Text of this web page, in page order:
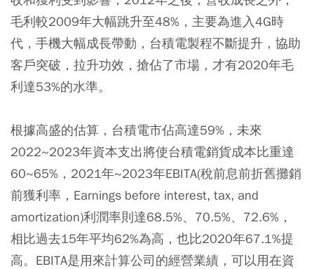
毛利較2009年大幅跳升至48%，主要為進入4G時
代，手機大幅成長帶動，台積電製程不斷提升，協助
客戶突破，拉升功效，搶佔了市場，才有2020年毛
利達53%的水準。
根據高盛的估算，台積電市佔高達59%，未來
2022~2023年資本支出將使台積電銷貨成本比重達
60~65%，2021年~2023年EBITA(稅前息前折舊攤銷
前獲利率，Earnings before interest, tax, and
amortization)利潤率則達68.5%、70.5%、72.6%，
相比過去15年平均62%為高，也比2020年67.1%提
高。EBITA是用來計算公司的經營業績，可以用在資